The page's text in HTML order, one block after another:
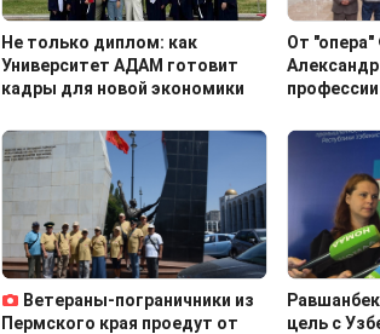
Не только диплом: как
Университет АДАМ готовит
кадры для новой экономики
От
Ветераны-пограничники из
Пермского края проедут от
цель с